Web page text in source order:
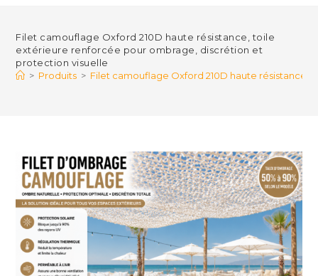
Filet camouflage Oxford 210D haute résistance, toile
extérieure renforcée pour ombrage, discrétion et
protection visuelle
> Produits > Filet camouflage Oxford 210D haute